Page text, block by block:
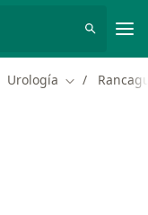
Urología Cambiar de